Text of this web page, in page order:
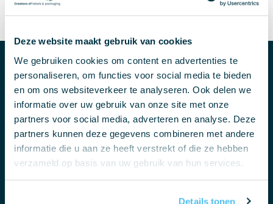
Deze website maakt gebruik van cookies
We gebruiken cookies om content en advertenties te
personaliseren, om functies voor social media te bieden
en om ons websiteverkeer te analyseren. Ook delen we
informatie over uw gebruik van onze site met onze
partners voor social media, adverteren en analyse. Deze
partners kunnen deze gegevens combineren met andere
informatie die u aan ze heeft verstrekt of die ze hebben
verzameld op basis van uw gebruik van hun services.
Details tonen
Skontaktuj się z nami
Chcesz dowiedzieć się więcej o naszym
sposobie pracy i produktach? Skontaktuj się z
nami za pomocą poniższych przycisków.